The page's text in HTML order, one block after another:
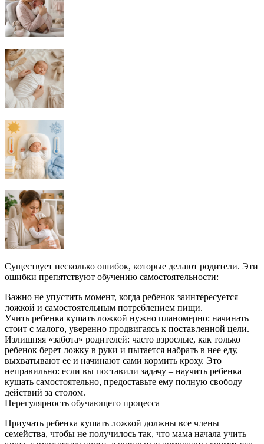
Существует несколько ошибок, которые делают родители. Эти
ошибки препятствуют обучению самостоятельности:
Важно не упустить момент, когда ребенок заинтересуется
ложкой и самостоятельным потреблением пищи.
Учить ребенка кушать ложкой нужно планомерно: начинать
стоит с малого, уверенно продвигаясь к поставленной цели.
Излишняя «забота» родителей: часто взрослые, как только
ребенок берет ложку в руки и пытается набрать в нее еду,
выхватывают ее и начинают сами кормить кроху. Это
неправильно: если вы поставили задачу – научить ребенка
кушать самостоятельно, предоставьте ему полную свободу
действий за столом.
Нерегулярность обучающего процесса
Приучать ребенка кушать ложкой должны все члены
семейства, чтобы не получилось так, что мама начала учить